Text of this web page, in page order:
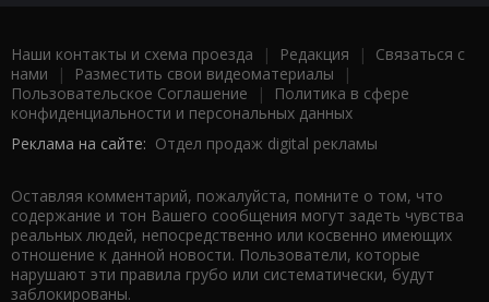
Наши контакты и схема проезда | Редакция | Связаться с
нами | Разместить свои видеоматериалы |
Пользовательское Соглашение |
Политика в сфере
конфиденциальности и персональных данных
Реклама на сайте: Отдел продаж digital рекламы
Оставляя комментарий, пожалуйста, помните о том, что
содержание и тон Вашего сообщения могут задеть чувства
реальных людей, непосредственно или косвенно имеющих
отношение к данной новости. Пользователи, которые
нарушают эти правила грубо или систематически, будут
заблокированы.